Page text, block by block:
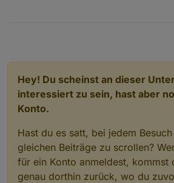
Hey! Du scheinst an dieser
interessiert zu sein, hast aber
Konto.
Hast du es satt, bei jedem
gleichen Beiträge zu scrollen?
für ein Konto anmeldest, kommst
genau dorthin zurück, wo du